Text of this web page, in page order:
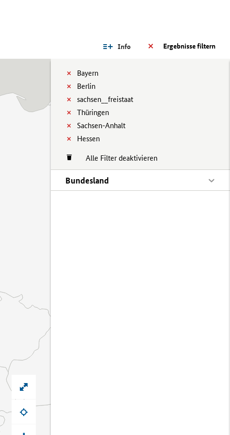
Ergebnisse filtern
Info
Bayern
Berlin
sachsen__freistaat
Thüringen
Sachsen-Anhalt
Hessen
Alle Filter deaktivieren
Bundesland